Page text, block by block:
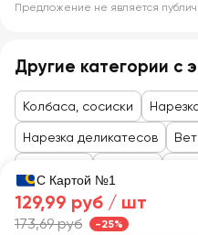
Предложение не является
Другие категории с
Колбаса, сосиски
Нарезка деликатесов
С Картой №1
129,99 руб / шт
173,69 руб -25%